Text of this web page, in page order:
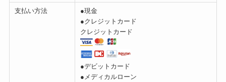
支払い方法
●現金
●クレジットカード
クレジットカード
●デビットカード
●メディカルローン